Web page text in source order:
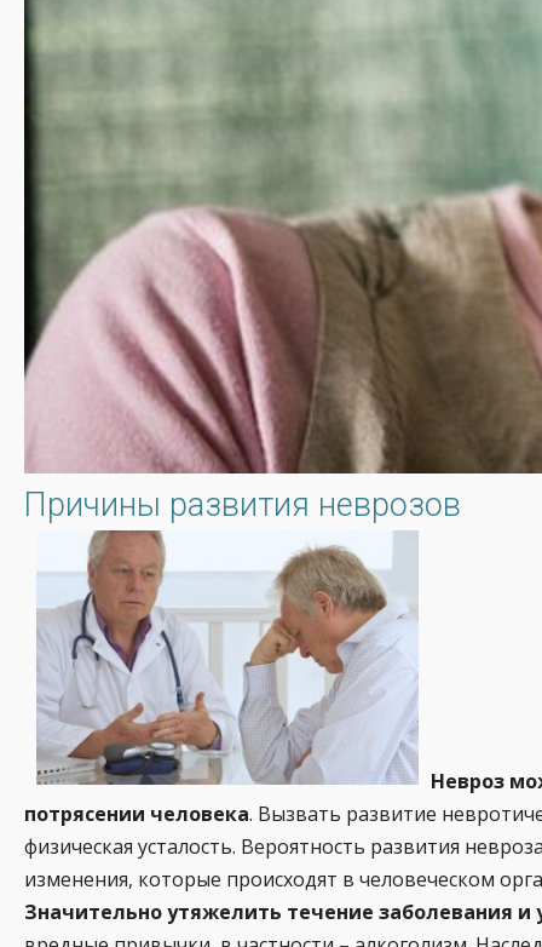
Причины развития неврозов
Невроз
потрясении человека. Вызвать развитие
физическая усталость. Вероятность развития
изменения, которые происходят в человеческом
Значительно утяжелить течение заболевания и